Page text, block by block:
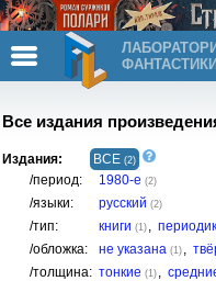
ФАНТАСТИКИ
Все издания
Издания: ВСЕ (2)
/период: 1980-е (2)
/языки: русский (2)
/тип: книги (1) ,
/обложка: не указана (1) ,
/толщина: тонкие (1) ,